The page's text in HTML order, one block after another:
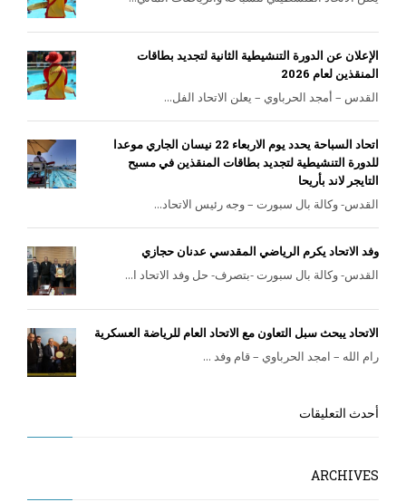
الإعلان عن الدورة التنشيطية الثانية لتجديد بطاقات
المنقذين لعام 2026
القدس – أمجد الحرباوي – يعلن الاتحاد الفل...
اتحاد السباحة يحدد يوم الاربعاء 22 نيسان الجاري موعدا
للدورة التنشيطية لتجديد بطاقات المنقذين في مسبح
التايجر لاند بأريحا
القدس- وكالة بال سبورت – وجه رئيس الاتحاد...
وفد الاتحاد يكرم الرياضي المقدسي عدنان حجازي
القدس- وكالة بال سبورت -بتصرف- حل وفد الاتحاد ا...
الاتحاد يبحث سبل التعاون مع الاتحاد العام للرياضة العسكرية
رام الله – امجد الحرباوي – قام وفد ...
أحدث التعليقات
ARCHIVES